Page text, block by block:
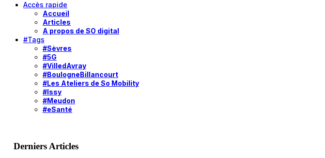
Accès rapide
Accueil
Articles
A propos de SO digital
#Tags
#Sèvres
#5G
#VilledAvray
#BoulogneBillancourt
#Les Ateliers de So Mobility
#Issy
#Meudon
#eSanté
Derniers Articles